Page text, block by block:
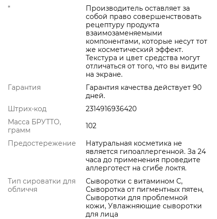
*
Производитель оставляет за
собой право совершенствовать
рецептуру продукта
взаимозаменяемыми
компонентами, которые несут тот
же косметический эффект.
Текстура и цвет средства могут
отличаться от того, что вы видите
на экране.
Гарантия
Гарантия качества действует 90
дней.
Штрих-код
2314916936420
Масса БРУТТО,
грамм
102
Предостережение
Натуральная косметика не
является гипоаллергенной. За 24
часа до применения проведите
аллерготест на сгибе локтя.
Тип сироватки для
обличчя
Сыворотки с витамином C,
Сыворотка от пигментных пятен,
Сыворотки для проблемной
кожи, Увлажняющие сыворотки
для лица